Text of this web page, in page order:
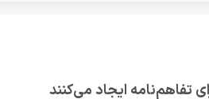
تفاهم‌نامه ایجاد می‌کنند